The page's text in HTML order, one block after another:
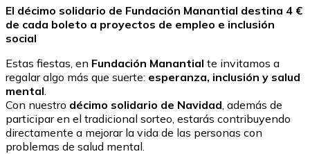
El décimo solidario de Fundación Manantial destina 4 €
de cada boleto a proyectos de empleo e inclusión
social
Estas fiestas, en Fundación Manantial te invitamos a
regalar algo más que suerte: esperanza, inclusión y salud
mental.
Con nuestro décimo solidario de Navidad, además de
participar en el tradicional sorteo, estarás contribuyendo
directamente a mejorar la vida de las personas con
problemas de salud mental.